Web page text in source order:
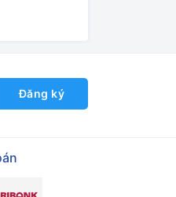
Đăng ký